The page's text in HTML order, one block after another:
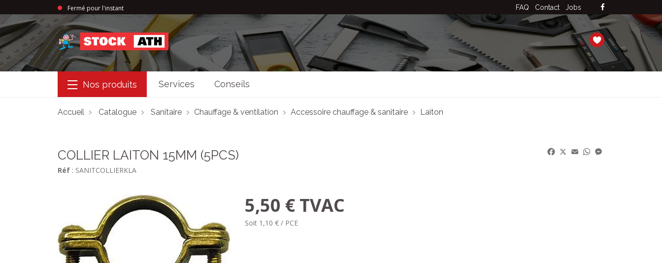
Fermé pour l'instant FAQ Contact Jobs
StockAth
Nos produits Services Conseils
Accueil Catalogue Sanitaire Chauffage & ventilation Accessoire chauffage & sanitaire Laiton
COLLIER LAITON 15MM (5PCS)
Réf : SANITCOLLIERKLA
Facebook
X EmailWhatsApp
5,50 € TVAC
Soit 1,10 € / PCE